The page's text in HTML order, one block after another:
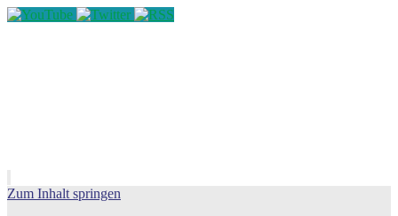
Zum Inhalt springen